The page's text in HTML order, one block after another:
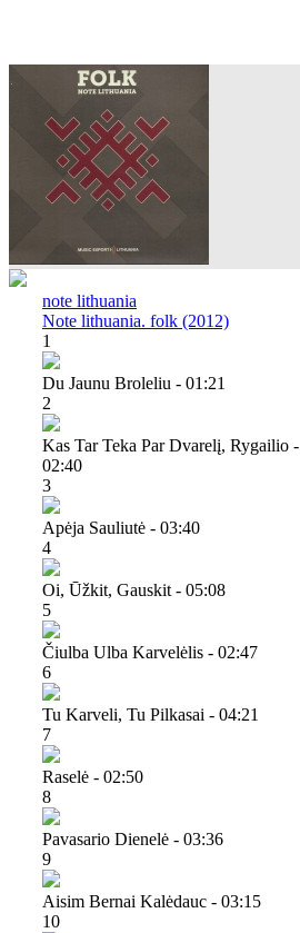
note lithuania
Note lithuania. folk (2012)
1
Du Jaunu Broleliu - 01:21
2
Kas Tar Teka Par Dvarelį, Rygailio -
02:40
3
Apėja Sauliutė - 03:40
4
Oi, Ūžkit, Gauskit - 05:08
5
Čiulba Ulba Karvelėlis - 02:47
6
Tu Karveli, Tu Pilkasai - 04:21
7
Raselė - 02:50
8
Pavasario Dienelė - 03:36
9
Aisim Bernai Kalėdauc - 03:15
10